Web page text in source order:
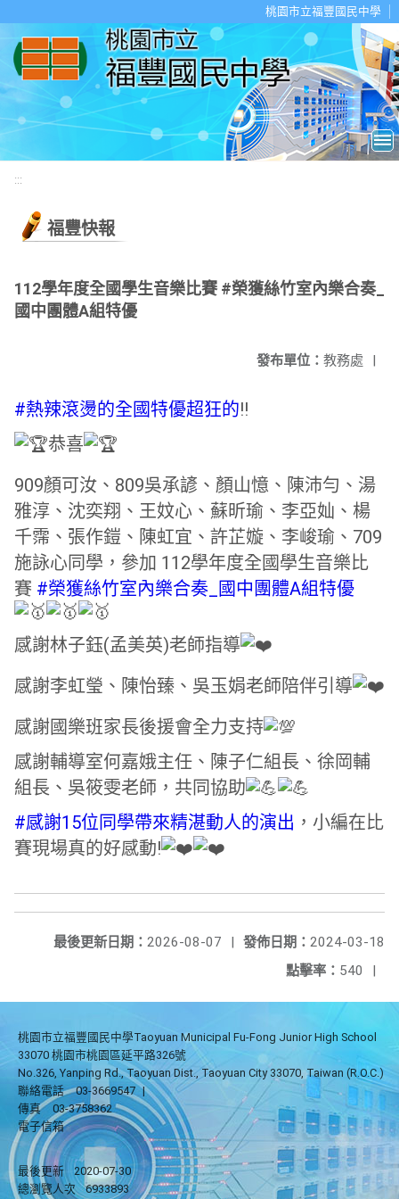
桃園市立福豐國民中學
:::
福豐快報
112學年度全國學生音樂比賽 #榮獲絲竹室內樂合奏_
國中團體A組特優
發布單位： 教務處 |
#熱辣滾燙的全國特優超狂的!!
恭喜
909顏可汝、809吳承諺、顏山憶、陳沛勻、湯
雅淳、沈奕翔、王妏心、蘇昕瑜、李亞奾、楊
千霈、張作鎧、陳虹宜、許芷嫙、李峻瑜、709
施詠心同學，參加 112學年度全國學生音樂比
賽 #榮獲絲竹室內樂合奏_國中團體A組特優
感謝林子鈺(孟美英)老師指導
感謝李虹瑩、陳怡臻、吳玉娟老師陪伴引導
感謝國樂班家長後援會全力支持
感謝輔導室何嘉娥主任、陳子仁組長、徐岡輔
組長、吳筱雯老師，共同協助
#感謝15位同學帶來精湛動人的演出 ，小編在比
賽現場真的好感動!
發佈日期： 2024-03-18
最後更新日期： 2026-08-07
|
點擊率： 540 |
桃園市立福豐國民中學Taoyuan Municipal Fu-Fong Junior High School
33070 桃園市桃園區延平路326號
No.326, Yanping Rd., Taoyuan Dist., Taoyuan City 33070, Taiwan (R.O.C.)
聯絡電話
03-3669547 |
傳真
03-3758362
電子信箱
最後更新
2020-07-30
總瀏覽人次
6933893